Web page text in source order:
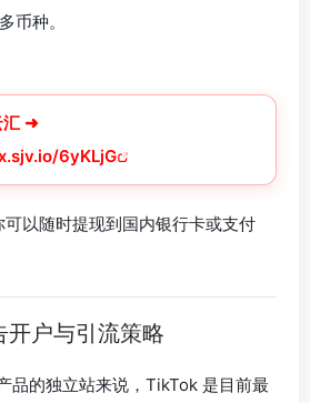
币种。
汇 ➜
6yKLjG
以随时提现到国内银行卡或支付
户与引流策略
品的独立站来说，TikTok 是目前最